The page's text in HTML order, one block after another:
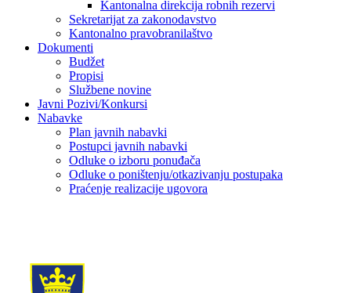
Kantonalna direkcija robnih rezervi
Sekretarijat za zakonodavstvo
Kantonalno pravobranilaštvo
Dokumenti
Budžet
Propisi
Službene novine
Javni Pozivi/Konkursi
Nabavke
Plan javnih nabavki
Postupci javnih nabavki
Odluke o izboru ponuđača
Odluke o poništenju/otkazivanju postupaka
Praćenje realizacije ugovora